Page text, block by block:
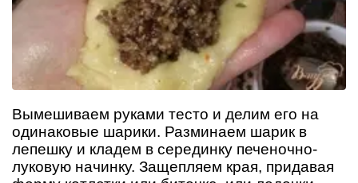
Вымешиваем руками тесто и делим его на
одинаковые шарики. Разминаем шарик в
лепешку и кладем в серединку печеночно-
луковую начинку. Защепляем края, придавая